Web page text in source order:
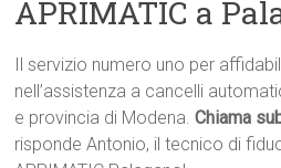
APRIMATIC a
Il servizio numero uno per
nell’assistenza a cancelli
e provincia di Modena.Chiama
risponde Antonio, il tecnico di